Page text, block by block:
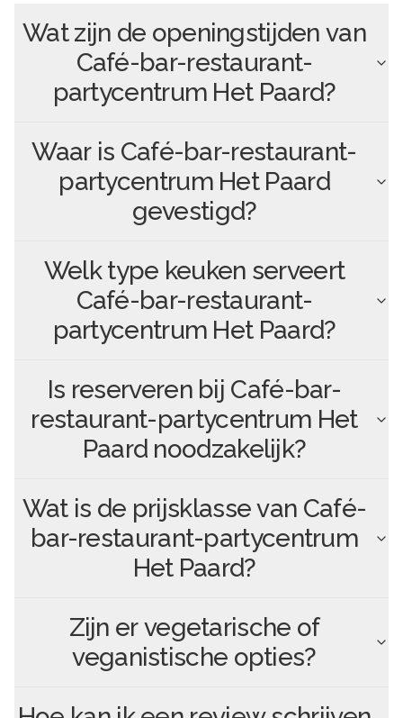
Wat zijn de openingstijden van
Café-bar-restaurant-
partycentrum Het Paard?
Waar is Café-bar-restaurant-
partycentrum Het Paard
gevestigd?
Welk type keuken serveert
Café-bar-restaurant-
partycentrum Het Paard?
Is reserveren bij Café-bar-
restaurant-partycentrum Het
Paard noodzakelijk?
Wat is de prijsklasse van Café-
bar-restaurant-partycentrum
Het Paard?
Zijn er vegetarische of
veganistische opties?